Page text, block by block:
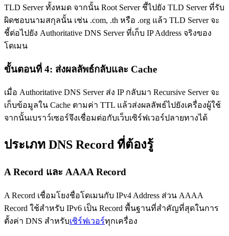
TLD Server ทั้งหมด จากนั้น Root Server ชี้ไปยัง TLD Server ที่รับ
ผิดชอบนามสกุลนั้น เช่น .com, .th หรือ .org แล้ว TLD Server จะ
ชี้ต่อไปยัง Authoritative DNS Server ที่เก็บ IP Address จริงของ
โดเมน
ขั้นตอนที่ 4: ส่งผลลัพธ์กลับและ Cache
เมื่อ Authoritative DNS Server ส่ง IP กลับมา Recursive Server จะ
เก็บข้อมูลใน Cache ตามค่า TTL แล้วส่งผลลัพธ์ไปยังเครื่องผู้ใช้
จากนั้นเบราว์เซอร์จึงเชื่อมต่อกับเว็บเซิร์ฟเวอร์ปลายทางได้
ประเภท DNS Record ที่ต้องรู้
A Record และ AAAA Record
A Record เชื่อมโยงชื่อโดเมนกับ IPv4 Address ส่วน AAAA
Record ใช้สำหรับ IPv6 เป็น Record พื้นฐานที่สำคัญที่สุดในการ
ตั้งค่า DNS สำหรับเซิร์ฟเวอร์ทุกเครื่อง